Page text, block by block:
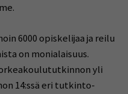
6000 opiskelijaa ja reilu
on monialaisuus.
yli
14:ssä eri tutkinto-